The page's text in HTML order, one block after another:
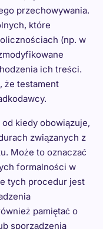
przechowywania.
które
(np. w
ich treści.
że testament
kiedy obowiązuje,
związanych z
Może to oznaczać
formalności w
tych procedur jest
pamiętać o
sporządzenia